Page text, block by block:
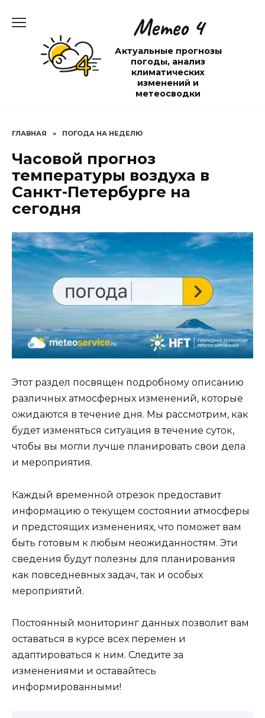
содержанию
Метео 4
Актуальные прогнозы
погоды, анализ
климатических
изменений и
метеосводки
ГЛАВНАЯ » ПОГОДА НА НЕДЕЛЮ
Часовой прогноз
температуры воздуха в
Санкт-Петербурге на
сегодня
Этот раздел посвящен подробному описанию
различных атмосферных изменений, которые
ожидаются в течение дня. Мы рассмотрим, как
будет изменяться ситуация в течение суток,
чтобы вы могли лучше планировать свои дела
и мероприятия.
Каждый временной отрезок предоставит
информацию о текущем состоянии атмосферы
и предстоящих изменениях, что поможет вам
быть готовым к любым неожиданностям. Эти
сведения будут полезны для планирования
как повседневных задач, так и особых
мероприятий.
Постоянный мониторинг данных позволит вам
оставаться в курсе всех перемен и
адаптироваться к ним. Следите за
изменениями и оставайтесь
информированными!